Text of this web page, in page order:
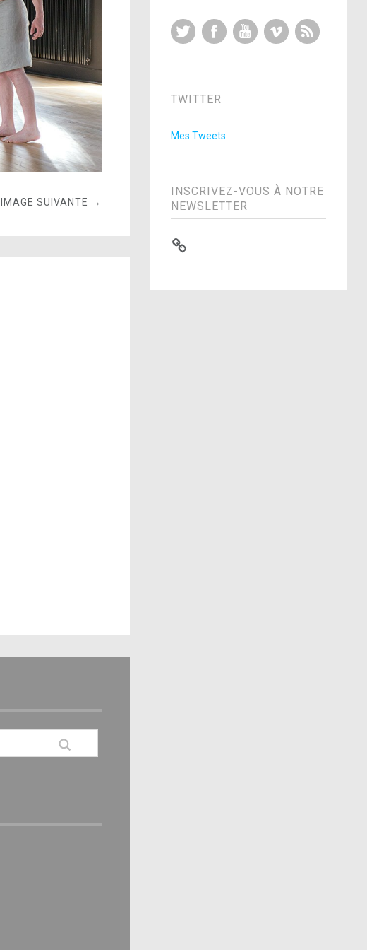
IMAGE SUIVANTE →
Twitter FacebookYouTubeVimeo
TWITTER
Mes Tweets
INSCRIVEZ-VOUS À NOTRE
NEWSLETTER